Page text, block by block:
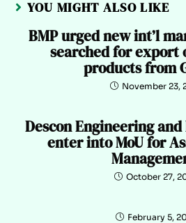
YOU MIGHT ALSO LIKE
BMP urged new int’l
searched for export
products from
November 23,
Descon Engineering
enter into MoU for
October 27,
February 5,